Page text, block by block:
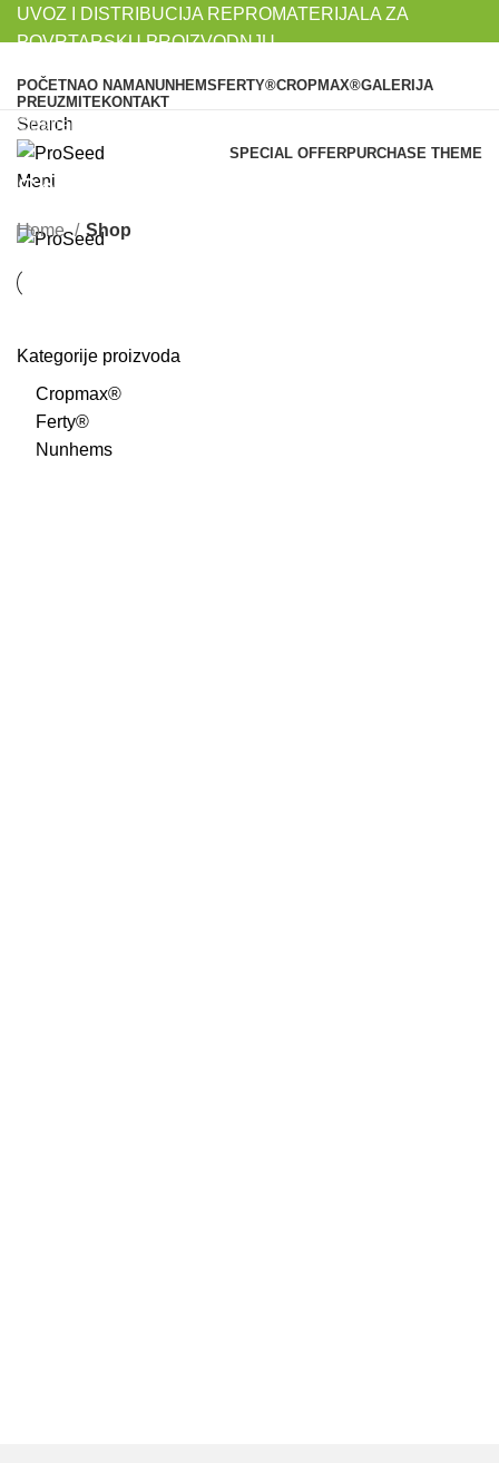
UVOZ I DISTRIBUCIJA REPROMATERIJALA ZA
POVRTARSKU PROIZVODNJU...
POČETNAO NAMANUNHEMS FERTY®CROPMAX®GALERIJA
PREUZMITEKONTAKT
Search
Meni
Odaberite kategoriju
SPECIAL OFFERPURCHASE THEME
Shop
Kategorije proizvoda
Cropmax®
Ferty®
Nunhems
Home Shop